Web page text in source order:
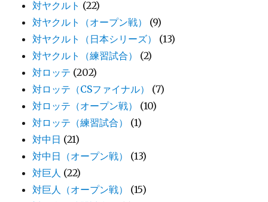
対ヤクルト (22)
対ヤクルト（オープン戦）
(9)
対ヤクルト（日本シリーズ）
(13)
対ヤクルト（練習試合）
(2)
対ロッテ (202)
対ロッテ（CSファイナル）
(7)
対ロッテ（オープン戦）
(10)
対ロッテ（練習試合）
(1)
対中日 (21)
対中日（オープン戦）
(13)
対巨人 (22)
対巨人（オープン戦）
(15)